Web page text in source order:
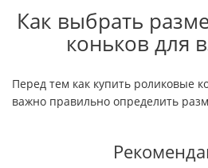
Как выбрать
коньков для
Перед тем как купить роликовые
важно правильно определить